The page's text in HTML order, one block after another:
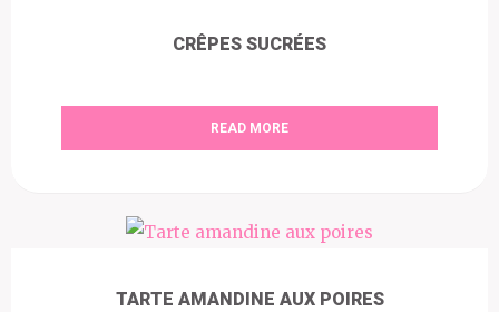
CRÊPES SUCRÉES
READ MORE
TARTE AMANDINE AUX POIRES